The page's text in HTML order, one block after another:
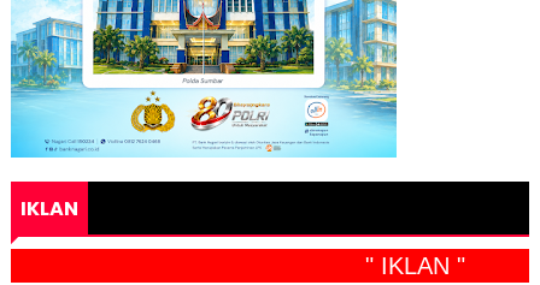
IKLAN
" IKLAN "